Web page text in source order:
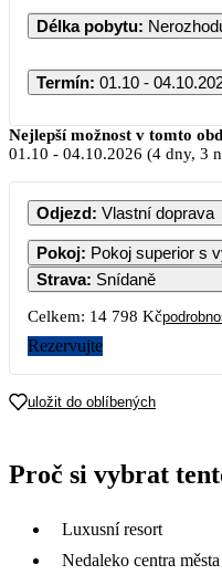
Délka pobytu:
Termín: 01.10 -
PO ÚT
5 6
19
26
7 399
27
Nejlepší možnost v tomto
01.10 - 04.10.2026 (4 dny, 3
Odjezd: Vlastní doprava
Pokoj:
Strava: Snídaně
Celkem: 14 798 Kč
Rezervujte
uložit do oblíbených
Proč si vybrat
Luxusní resort
Nedaleko centra města